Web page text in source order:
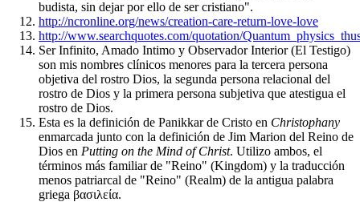
budista, sin dejar por ello de ser cristiano".
http://ncronline.org/news/creation-care-return-love-love
http://www.searchquotes.com/quotation/
Ser Infinito, Amado Intimo y Observador Interior (El Testigo)
son mis nombres clínicos menores para la tercera persona
objetiva del rostro Dios, la segunda persona relacional del
rostro de Dios y la primera persona subjetiva que atestigua el
rostro de Dios.
Esta es la definición de Panikkar de Cristo en Christophany
enmarcada junto con la definición de Jim Marion del Reino de
Dios en Putting on the Mind of Christ. Utilizo ambos, el
términos más familiar de "Reino" (Kingdom) y la traducción
menos patriarcal de "Reino" (Realm) de la antigua palabra
griega βασιλεία.